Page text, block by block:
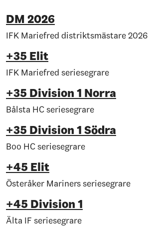
DM 2026
IFK Mariefred distriktsmästare 2026
+35 Elit
IFK Mariefred seriesegrare
+35 Division 1 Norra
Bålsta HC seriesegrare
+35 Division 1 Södra
Boo HC seriesegrare
+45 Elit
Österåker Mariners seriesegrare
+45 Division 1
Älta IF seriesegrare